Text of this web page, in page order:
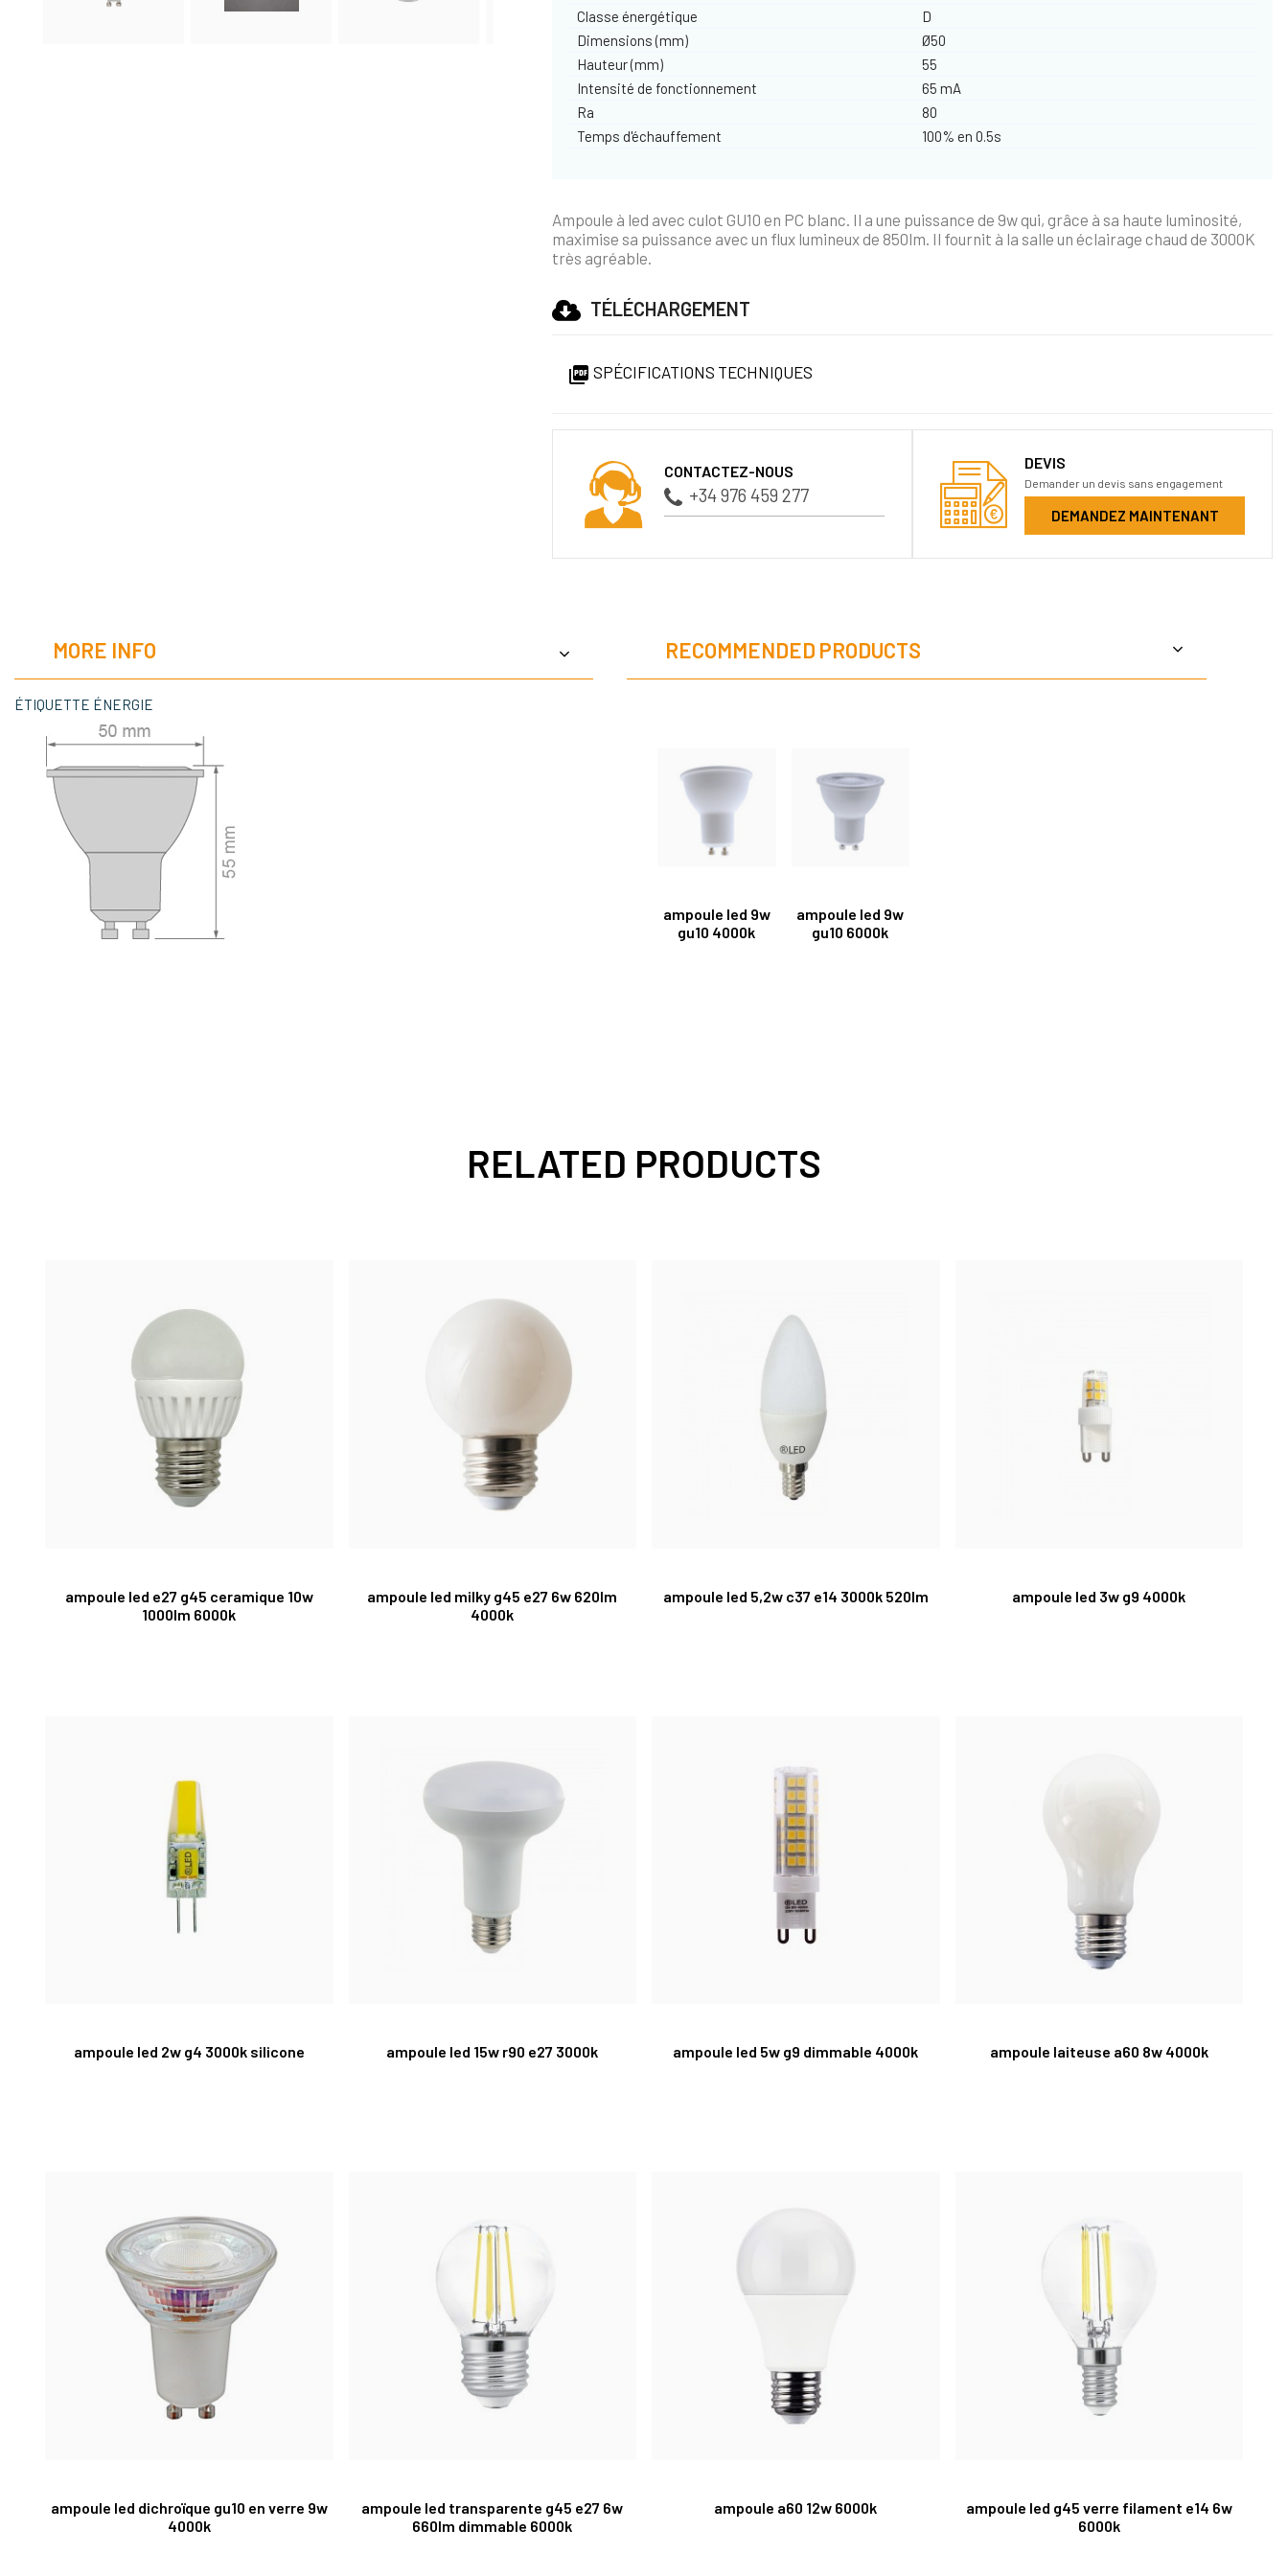
Classe énergétique
D
Dimensions (mm)
Ø50
Hauteur (mm)
55
Intensité de fonctionnement
65 mA
Ra
80
Temps d'échauffement
100% en 0.5s
Ampoule à led avec culot GU10 en PC blanc. Il a une puissance de 9w qui, grâce à sa haute luminosité,
maximise sa puissance avec un flux lumineux de 850lm. Il fournit à la salle un éclairage chaud de 3000K
très agréable.
TÉLÉCHARGEMENT
 SPÉCIFICATIONS TECHNIQUES
CONTACTEZ-NOUS
+34 976 459 277
DEVIS
Demander un devis sans engagement
DEMANDEZ MAINTENANT
MORE INFO
ÉTIQUETTE ÉNERGIE
RECOMMENDED PRODUCTS
ampoule led 9w
gu10 4000k
ampoule led 9w
gu10 6000k
RELATED PRODUCTS
ampoule led e27 g45 ceramique 10w
1000lm 6000k
ampoule led milky g45 e27 6w 620lm
4000k
ampoule led 5,2w c37 e14 3000k 520lm ampoule led 3w g9 4000k
ampoule led 2w g4 3000k silicone ampoule led 15w r90 e27 3000k ampoule led 5w g9 dimmable 4000k ampoule laiteuse a60 8w 4000k
ampoule led dichroïque gu10 en verre 9w
4000k
ampoule led transparente g45 e27 6w
660lm dimmable 6000k
ampoule a60 12w 6000k
ampoule led g45 verre filament e14 6w
6000k